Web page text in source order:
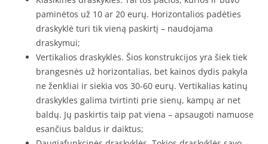
paminėtos už 10 ar 20 eurų. Horizontalios padėties
draskyklė turi tik vieną paskirtį – naudojama
draskymui;
Vertikalios draskyklės. Šios konstrukcijos yra šiek tiek
brangesnės už horizontalias, bet kainos dydis pakyla
ne ženkliai ir siekia vos 30-60 eurų. Vertikalias katinų
draskykles galima tvirtinti prie sienų, kampų ar net
baldų. Jų paskirtis taip pat viena – apsaugoti namuose
esančius baldus ir daiktus;